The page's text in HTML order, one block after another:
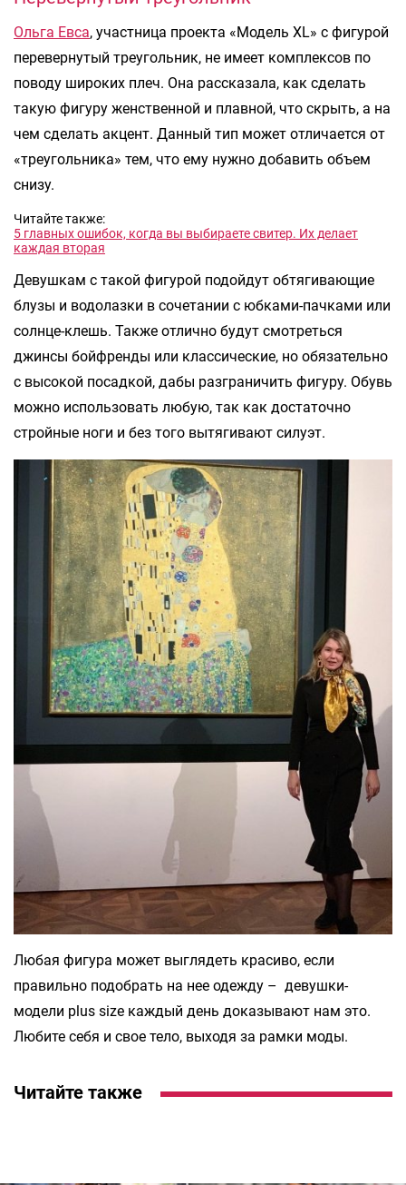
Ольга Евса, участница проекта «Модель XL» с фигурой
перевернутый треугольник, не имеет комплексов по
поводу широких плеч. Она рассказала, как сделать
такую фигуру женственной и плавной, что скрыть, а на
чем сделать акцент. Данный тип может отличается от
«треугольника» тем, что ему нужно добавить объем
снизу.
Читайте также:
5 главных ошибок, когда вы выбираете свитер. Их делает
каждая вторая
Девушкам с такой фигурой подойдут обтягивающие
блузы и водолазки в сочетании с юбками-пачками или
солнце-клешь. Также отлично будут смотреться
джинсы бойфренды или классические, но обязательно
с высокой посадкой, дабы разграничить фигуру. Обувь
можно использовать любую, так как достаточно
стройные ноги и без того вытягивают силуэт.
Любая фигура может выглядеть красиво, если
правильно подобрать на нее одежду – девушки-
модели plus size каждый день доказывают нам это.
Любите себя и свое тело, выходя за рамки моды.
Читайте также